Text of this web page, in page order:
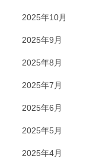
2025年10月
2025年9月
2025年8月
2025年7月
2025年6月
2025年5月
2025年4月